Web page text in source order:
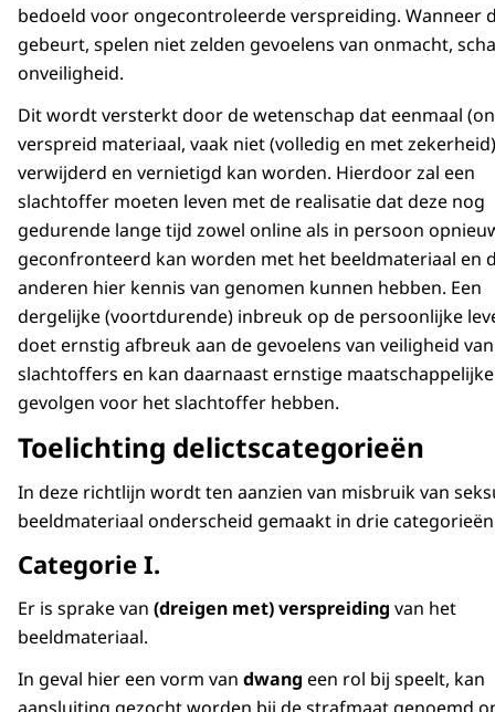
bedoeld voor ongecontroleerde verspreiding. Wanneer
gebeurt, spelen niet zelden gevoelens van onmacht,
onveiligheid.
Dit wordt versterkt door de wetenschap dat eenmaal
verspreid materiaal, vaak niet (volledig en met zekerheid)
verwijderd en vernietigd kan worden. Hierdoor zal een
slachtoffer moeten leven met de realisatie dat deze nog
gedurende lange tijd zowel online als in persoon
geconfronteerd kan worden met het beeldmateriaal en
anderen hier kennis van genomen kunnen hebben. Een
dergelijke (voortdurende) inbreuk op de persoonlijke
doet ernstig afbreuk aan de gevoelens van veiligheid van
slachtoffers en kan daarnaast ernstige maatschappelijke
gevolgen voor het slachtoffer hebben.
Toelichting delictscategorieën
In deze richtlijn wordt ten aanzien van misbruik van
beeldmateriaal onderscheid gemaakt in drie
Categorie I.
Er is sprake van (dreigen met) verspreiding van het
beeldmateriaal.
In geval hier een vorm van dwang een rol bij speelt, kan